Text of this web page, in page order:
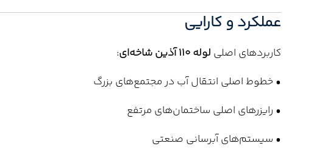
عملکرد و کارایی
کاربردهای اصلی لوله 110 آذین شاخه‌ای
:
• خطوط اصلی انتقال آب در مجتمع‌های بزرگ
• رایزرهای اصلی ساختمان‌های مرتفع
• سیستم‌های آبرسانی صنعتی